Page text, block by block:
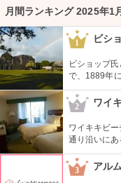
月間ランキング 2025年1
1 ビシ
ビショップ
で、1889年
ア文化圏の
や中の吹き
2
ワイキキビ
通り沿いに
アンキルト
ワイアンキ
す。
3 アル